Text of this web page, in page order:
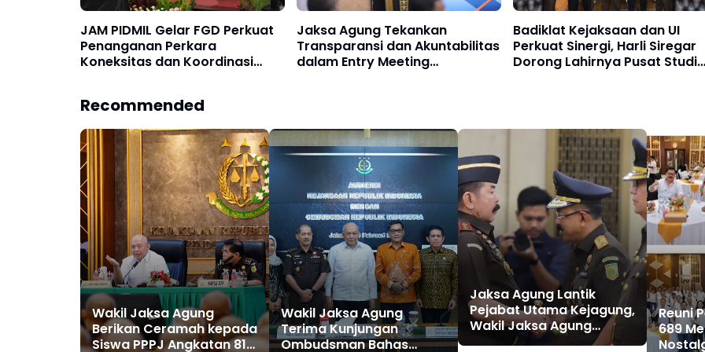
JAM PIDMIL Gelar FGD Perkuat
Penanganan Perkara
Koneksitas dan Koordinasi
Jaksa Agung Tekankan
Transparansi dan Akuntabilitas
dalam Entry Meeting
Badiklat Kejaksaan dan UI
Perkuat Sinergi, Harli Siregar
Dorong Lahirnya Pusat Studi
Recommended
Wakil Jaksa Agung
Berikan Ceramah kepada
Siswa PPPJ Angkatan 81
Wakil Jaksa Agung
Terima Kunjungan
Ombudsman Bahas
Jaksa Agung Lantik
Pejabat Utama Kejagung,
Wakil Jaksa Agung
hingga Kabadiklat:
Reuni
689